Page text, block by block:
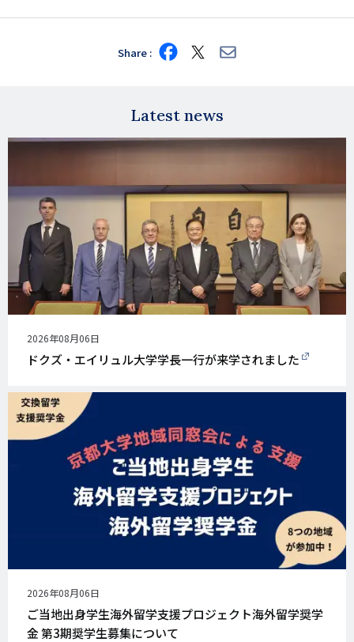
Share Share
on
Share
on
Share
via
Latest news
公
開
日
2026年08月06日
ドクズ・エイリュル大学学長一行が来学されました
公
開
日
2026年08月06日
ご当地出身学生海外留学支援プロジェクト海外留学奨学
金 第3期奨学生募集について